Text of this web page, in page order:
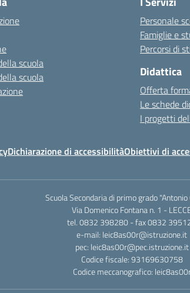
scuola
scuola
Personale
Famiglie e
Percorsi di
Didattica
Offerta
Le schede
I progetti
Dichiarazione di accessibilitàObiettivi di
Scuola Secondaria di primo grado
Via Domenico Fontana n. 1 -
tel. 0832 398280 - fax 0832
e-mail: leic8as00r@istruzione.it
pec: leic8as00r@pec.istruzione.it
Codice fiscale: 93169630758
Codice meccanografico: